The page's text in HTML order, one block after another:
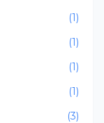
(1)
(1)
(1)
(1)
(3)